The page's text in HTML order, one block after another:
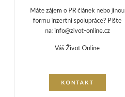
Máte zájem o PR článek nebo jinou
formu inzertní spolupráce? Pište
na: info@zivot-online.cz
Váš Život Online
KONTAKT